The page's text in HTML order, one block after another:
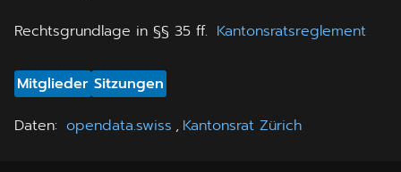
Rechtsgrundlage in §§ 35 ff. Kantonsratsreglement
Mitglieder Sitzungen
Daten: opendata.swiss , Kantonsrat Zürich